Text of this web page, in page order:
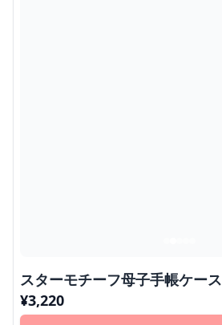
スターモチーフ母子手帳ケース
¥3,220